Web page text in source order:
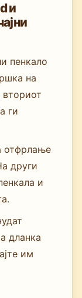
и
пенкало
на
вториот
ги
отфрлање
други
и
дланка
им